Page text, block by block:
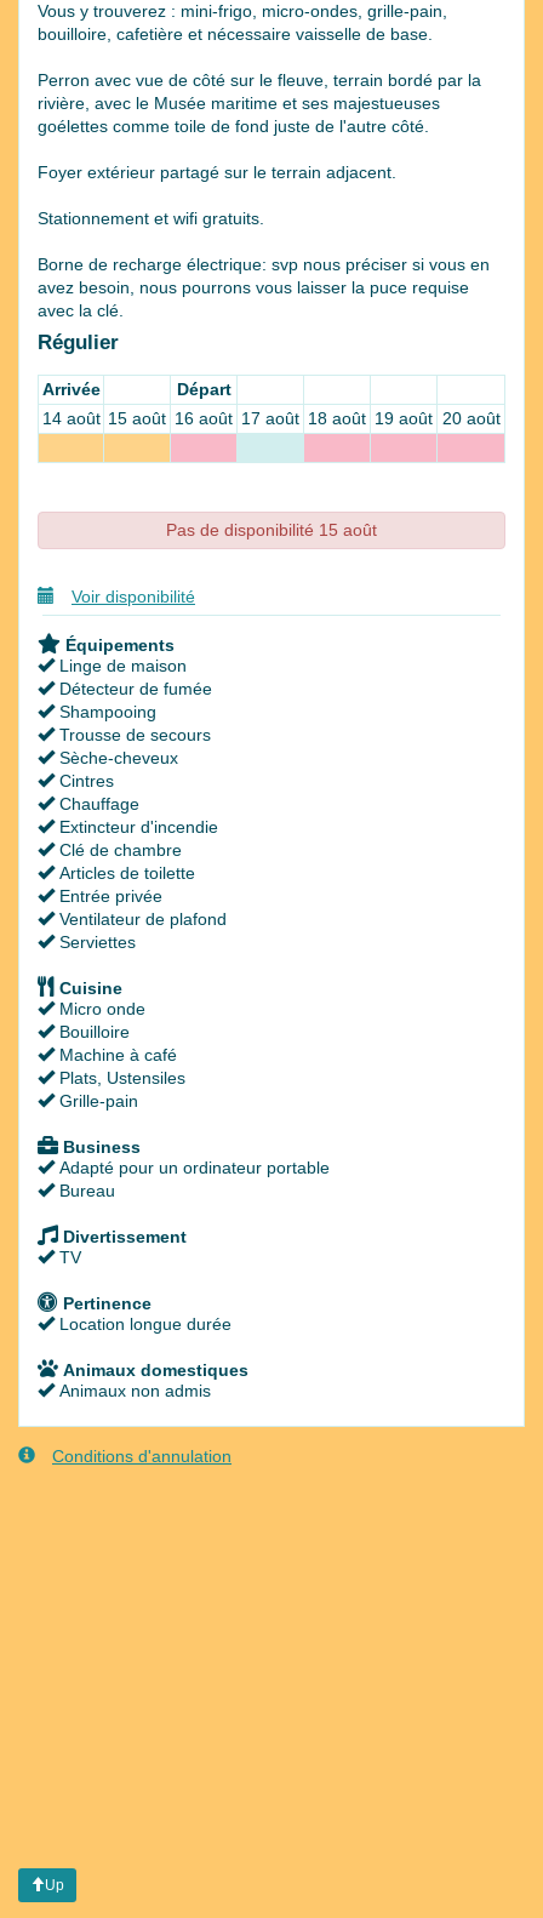
Vous y trouverez : mini-frigo, micro-ondes, grille-pain,
bouilloire, cafetière et nécessaire vaisselle de base.
Perron avec vue de côté sur le fleuve, terrain bordé par la
rivière, avec le Musée maritime et ses majestueuses
goélettes comme toile de fond juste de l'autre côté.
Foyer extérieur partagé sur le terrain adjacent.
Stationnement et wifi gratuits.
Borne de recharge électrique: svp nous préciser si vous en
avez besoin, nous pourrons vous laisser la puce requise
avec la clé.
Régulier
Arrivée
Départ
14 août 15 août 16 août 17 août 18 août 19 août 20 août
Pas de disponibilité 15 août
Voir disponibilité
Équipements
Linge de maison
Détecteur de fumée
Shampooing
Trousse de secours
Sèche-cheveux
Cintres
Chauffage
Extincteur d'incendie
Clé de chambre
Articles de toilette
Entrée privée
Ventilateur de plafond
Serviettes
Cuisine
Micro onde
Bouilloire
Machine à café
Plats, Ustensiles
Grille-pain
Business
Adapté pour un ordinateur portable
Bureau
Divertissement
TV
Pertinence
Location longue durée
Animaux domestiques
Animaux non admis
Conditions d'annulation
Up